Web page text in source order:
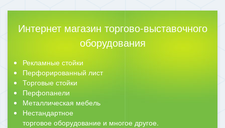
Интернет магазин торгово-выставочного
оборудования
Рекламные стойки
Перфорированный лист
Торговые стойки
Перфопанели
Металлическая мебель
Нестандартное
торговое оборудование и многое другое.